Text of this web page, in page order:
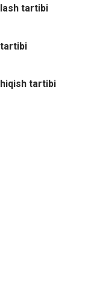
tartibi
tartibi